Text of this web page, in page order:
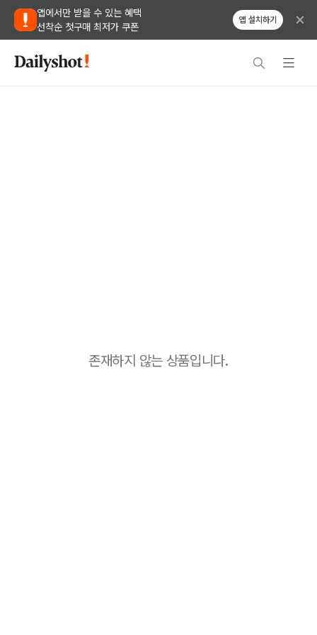
앱에서만 받을 수 있는 혜택
선착순 첫구매 최저가 쿠폰
앱 설치하기
존재하지 않는 상품입니다.